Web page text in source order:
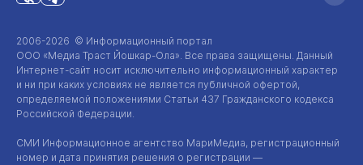
2006-2026 © Информационный портал
ООО «Медиа Траст Йошкар-Ола». Все права защищены. Данный
Интернет-сайт носит исключительно информационный характер
и ни при каких условиях не является публичной офертой,
определяемой положениями Статьи 437 Гражданского кодекса
Российской Федерации.
СМИ Информационное агентство МариМедиа, регистрационный
номер и дата принятия решения о регистрации —